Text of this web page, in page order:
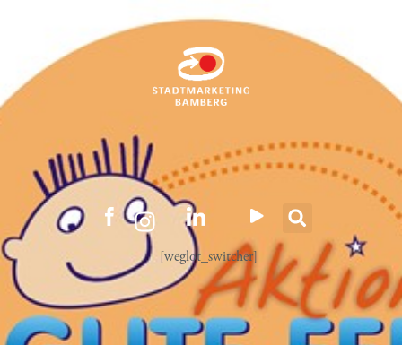
[weglot_switcher]